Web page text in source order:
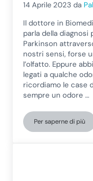
14 Aprile 2023 da
Il dottore in
parla della
Parkinson
nostri sensi, forse
l’olfatto. Eppure
legati a qualche
ricordiamo le case
sempre un odore …
Per saperne di più
Odore di